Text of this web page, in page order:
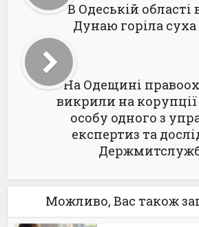
В Одеській області
Дунаю горіла суха
На Одещині
викрили на корупції
особу одного з
експертиз та
Можливо, Вас також